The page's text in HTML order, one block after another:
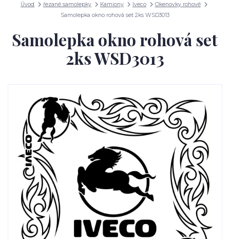
Úvod řezané samolepky Kamiony Iveco
Okenovky rohové
Samolepka okno rohová set 2ks WSD3013
Samolepka okno rohová set
2ks WSD3013